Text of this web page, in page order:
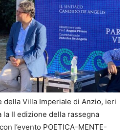
della Villa Imperiale di Anzio, ieri
la II edizione della rassegna
l’evento POETICA-MENTE-